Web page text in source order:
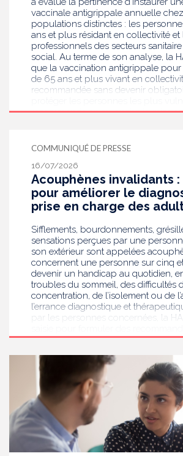
vaccinale antigrippale annuelle
populations distinctes : les
ans et plus résidant en collectivité et
professionnels des secteurs
social. Au terme de son analyse, la
que la vaccination antigrippale
de 65 ans et plus vivant en
recommandée sans devenir
recommande en revanche la mise
pour les autres professionnels
établissements de santé ou dans les
établissements médicaux sociaux
personnes âgées, en contact avec
risque de grippe sévère, avec un
prioritaire en Ehpad et en USLD.
COMMUNIQUÉ DE PRESSE
16/07/2026
Acouphènes invalidants
pour améliorer le
prise en charge des
Sifflements, bourdonnements,
sensations perçues par une
son extérieur sont appelées
concernent une personne sur cinq
devenir un handicap au quotidien,
troubles du sommeil, des difficultés
concentration, de l’isolement ou de
l’errance diagnostique et
par les personnes concernées, la
bonnes pratiques pour améliorer le
acouphènes chroniques invalidants
aujourd’hui ses travaux, destinés aux
professionnels de santé [1] impliqués
de ces patients.